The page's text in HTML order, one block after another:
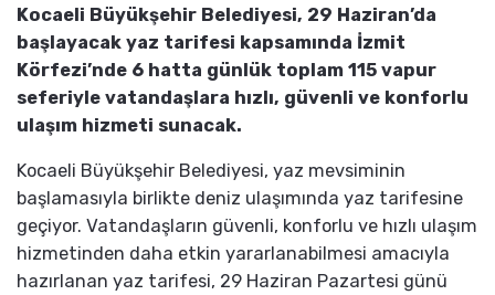
Kocaeli Büyükşehir Belediyesi, 29 Haziran’da
başlayacak yaz tarifesi kapsamında İzmit
Körfezi’nde 6 hatta günlük toplam 115 vapur
seferiyle vatandaşlara hızlı, güvenli ve konforlu
ulaşım hizmeti sunacak.
Kocaeli Büyükşehir Belediyesi, yaz mevsiminin
başlamasıyla birlikte deniz ulaşımında yaz tarifesine
geçiyor. Vatandaşların güvenli, konforlu ve hızlı ulaşım
hizmetinden daha etkin yararlanabilmesi amacıyla
hazırlanan yaz tarifesi, 29 Haziran Pazartesi günü